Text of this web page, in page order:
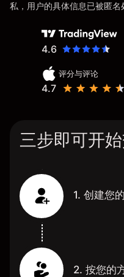
私，用户的具体信息已被匿名
4.6
评分与评论
4.7
三步即可开
1. 创建您
2. 按您的